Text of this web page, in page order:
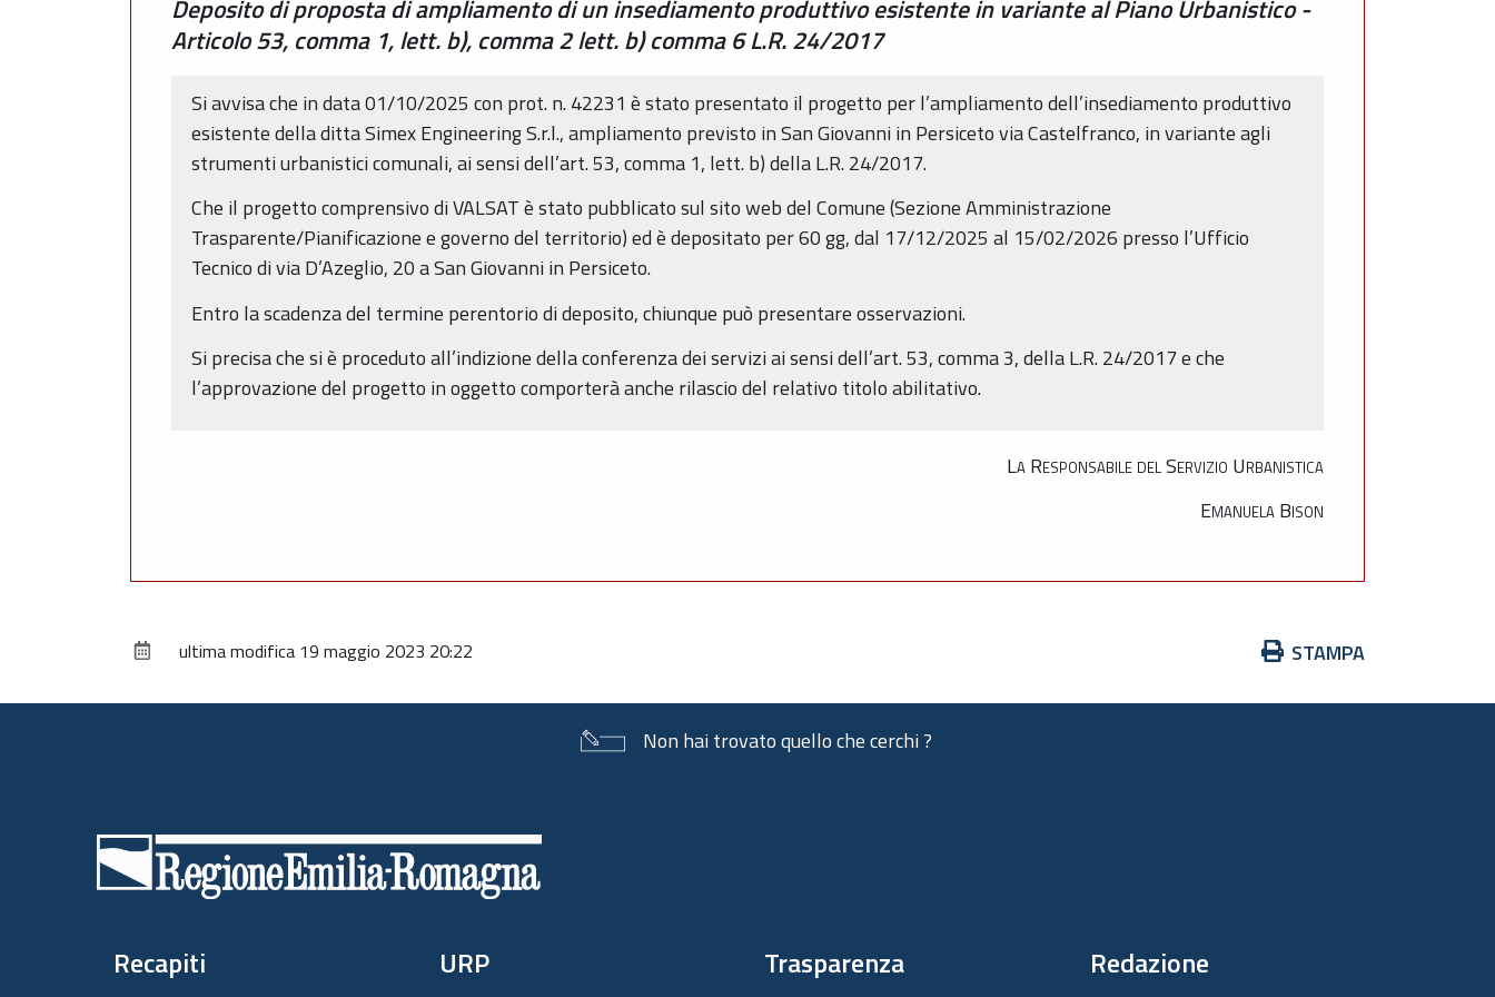
Deposito di proposta di ampliamento di un insediamento produttivo esistente in variante al Piano Urbanistico -
Articolo 53, comma 1, lett. b), comma 2 lett. b) comma 6 L.R. 24/2017
Si avvisa che in data 01/10/2025 con prot. n. 42231 è stato presentato il progetto per l’ampliamento dell’insediamento produttivo
esistente della ditta Simex Engineering S.r.l., ampliamento previsto in San Giovanni in Persiceto via Castelfranco, in variante agli
strumenti urbanistici comunali, ai sensi dell’art. 53, comma 1, lett. b) della L.R. 24/2017.
Che il progetto comprensivo di VALSAT è stato pubblicato sul sito web del Comune (Sezione Amministrazione
Trasparente/Pianificazione e governo del territorio) ed è depositato per 60 gg, dal 17/12/2025 al 15/02/2026 presso l’Ufficio
Tecnico di via D’Azeglio, 20 a San Giovanni in Persiceto.
Entro la scadenza del termine perentorio di deposito, chiunque può presentare osservazioni.
Si precisa che si è proceduto all’indizione della conferenza dei servizi ai sensi dell’art. 53, comma 3, della L.R. 24/2017 e che
l’approvazione del progetto in oggetto comporterà anche rilascio del relativo titolo abilitativo.
La Responsabile del Servizio Urbanistica
Emanuela Bison
Azioni
documento
STAMPA
ultima modifica 19 maggio 2023 20:22
Non hai trovato quello che cerchi ?
Recapiti URP Trasparenza Redazione